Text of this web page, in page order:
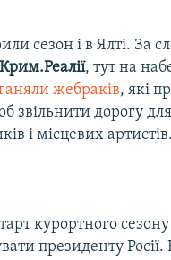
сезон і в Ялті. За
Крим.Реалії, тут на
жебраків, які
звільнити дорогу
і місцевих артистів.
курортного
президенту